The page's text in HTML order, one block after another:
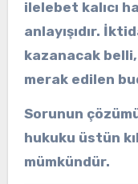
ilelebet kalıcı
anlayışıdır.
kazanacak
merak edilen
Sorunun
hukuku üstün
mümkündür.